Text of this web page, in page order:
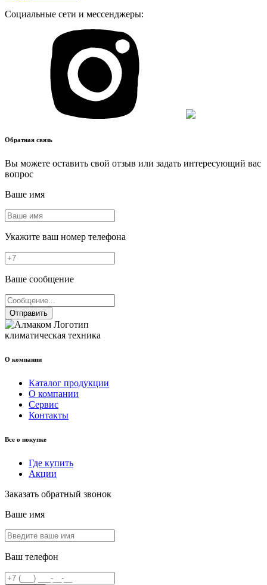
Социальные сети и мессенджеры:
Обратная связь
Вы можете оставить свой отзыв или задать интересующий вас
вопрос
Ваше имя
Укажите ваш номер телефона
Ваше сообщение
Отправить
климатическая техника
О компании
Каталог продукции
О компании
Сервис
Контакты
Все о покупке
Где купить
Акции
Заказать обратный звонок
Ваше имя
Ваш телефон